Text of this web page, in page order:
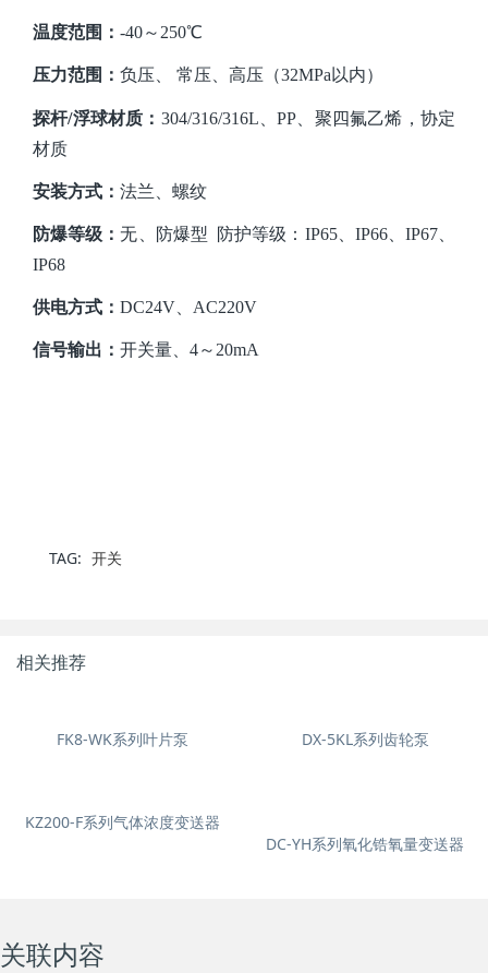
温度范围： -40～250℃
压力范围： 负压、 常压、高压（32MPa以内）
探杆/浮球材质： 304/316/316L、PP、聚四氟乙烯，协定
材质
安装方式： 法兰、螺纹
防爆等级：无、防爆型 防护等级：IP65、IP66、IP67、
IP68
供电方式： DC24V、AC220V
信号输出： 开关量、 4～20mA
TAG: 开关
相关推荐
FK8-WK系列叶片泵 DX-5KL系列齿轮泵
KZ200-F系列气体浓度变送器
DC-YH系列氧化锆氧量变送器
关联内容